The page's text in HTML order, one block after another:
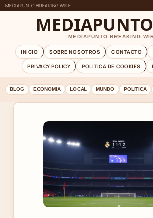
MEDIAPUNTO BREAKING WIRE
MEDIAPUNTO BREAKING
INICIO SOBRE NOSOTROS CONTACTO
PRIVACY POLICY
POLITICA DE COOKIES
BLOG ECONOMIA LOCAL MUNDO POLITICA